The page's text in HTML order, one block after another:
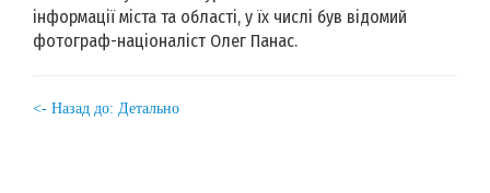
інформації міста та області, у їх числі був відомий
фотограф-націоналіст Олег Панас.
<- Назад до: Детально